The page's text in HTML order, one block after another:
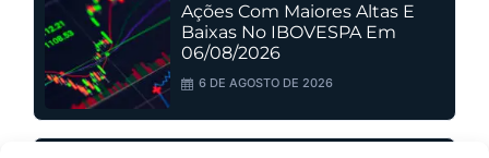
Ações Com Maiores Altas E
Baixas No IBOVESPA Em
06/08/2026
6 DE AGOSTO DE 2026